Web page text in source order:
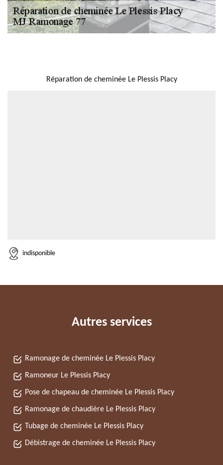
Réparation de cheminée Le Plessis Placy
indisponible
Autres services
Ramonage de cheminée Le Plessis Placy
Ramoneur Le Plessis Placy
Pose de chapeau de cheminée Le Plessis Placy
Ramonage de chaudière Le Plessis Placy
Tubage de cheminée Le Plessis Placy
Débistrage de cheminée Le Plessis Placy